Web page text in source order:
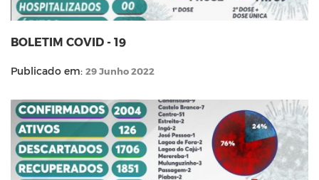
BOLETIM COVID - 19
Publicado em: 29 Junho 2022